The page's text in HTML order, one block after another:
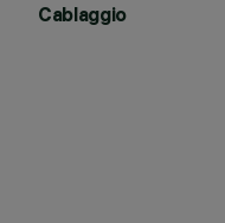
Cablaggio